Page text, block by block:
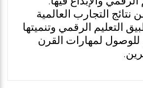
نتائج التجارب العالمية
التعليم الرقمي وتنميتها
للوصول لمهارات القرن